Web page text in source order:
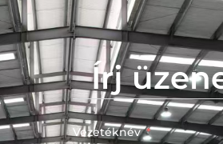
Írj
Vezetéknév